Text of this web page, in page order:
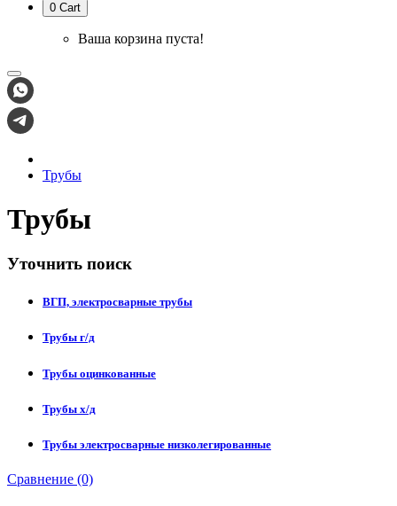
0 Cart
Ваша корзина пуста!
Трубы
Трубы
Уточнить поиск
ВГП, электросварные трубы
Трубы г/д
Трубы оцинкованные
Трубы х/д
Трубы электросварные низколегированные
Сравнение (0)